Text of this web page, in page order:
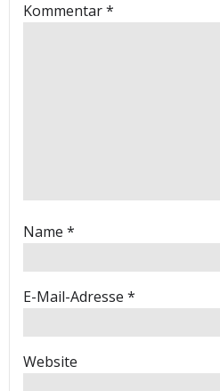
Kommentar*
Name *
E-Mail-Adresse *
Website